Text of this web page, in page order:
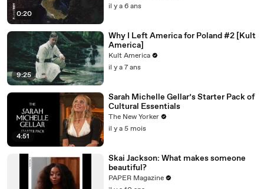
0:20
il y a 6 ans
9:25
Why I Left America for Poland #2 [Kult
America]
Kult America
il y a 7 ans
4:51
Sarah Michelle Gellar’s Starter Pack of
Cultural Essentials
The New Yorker
il y a 5 mois
Skai Jackson: What makes someone
beautiful?
PAPER Magazine